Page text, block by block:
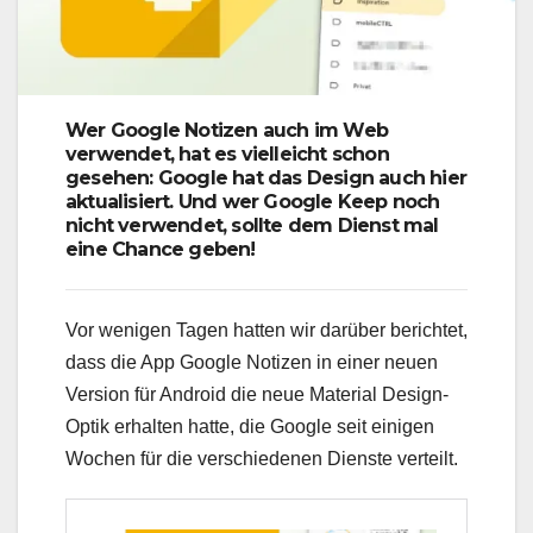
Wer Google Notizen auch im Web
verwendet, hat es vielleicht schon
gesehen: Google hat das Design auch hier
aktualisiert. Und wer Google Keep noch
nicht verwendet, sollte dem Dienst mal
eine Chance geben!
Vor wenigen Tagen hatten wir darüber berichtet,
dass die App Google Notizen in einer neuen
Version für Android die neue Material Design-
Optik erhalten hatte, die Google seit einigen
Wochen für die verschiedenen Dienste verteilt.